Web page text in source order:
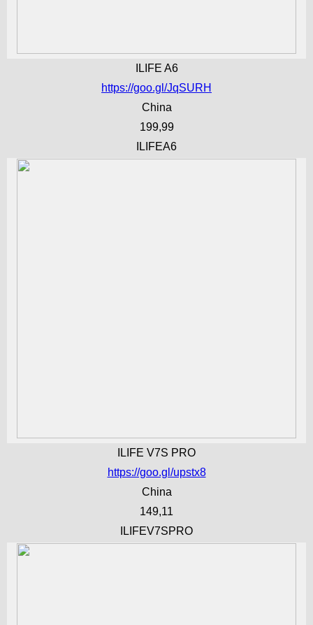
ILIFE A6
https://goo.gl/JqSURH
China
199,99
ILIFEA6
ILIFE V7S PRO
https://goo.gl/upstx8
China
149,11
ILIFEV7SPRO